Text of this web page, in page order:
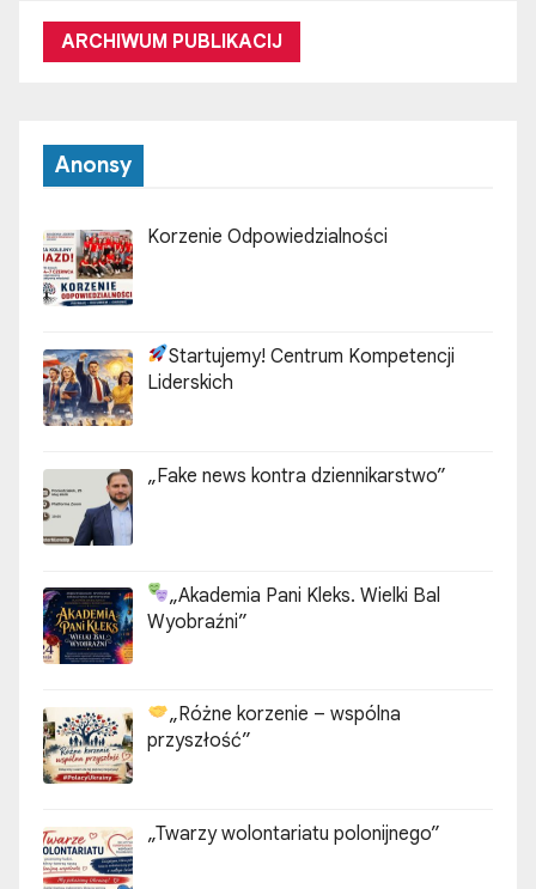
ARCHIWUM PUBLIKACIJ
Anonsy
Korzenie Odpowiedzialności
Startujemy! Centrum Kompetencji
Liderskich
„Fake news kontra dziennikarstwo”
„Akademia Pani Kleks. Wielki Bal
Wyobraźni”
„Różne korzenie – wspólna
przyszłość”
„Twarzy wolontariatu polonijnego”